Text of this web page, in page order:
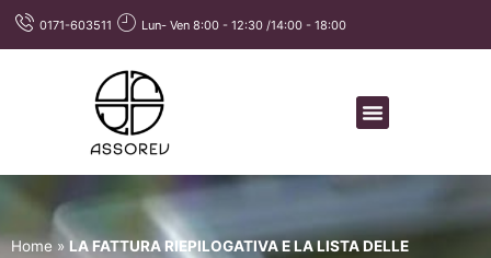
0171-603511 Lun- Ven 8:00 - 12:30 /14:00 - 18:00
Home » LA FATTURA RIEPILOGATIVA E LA LISTA DELLE